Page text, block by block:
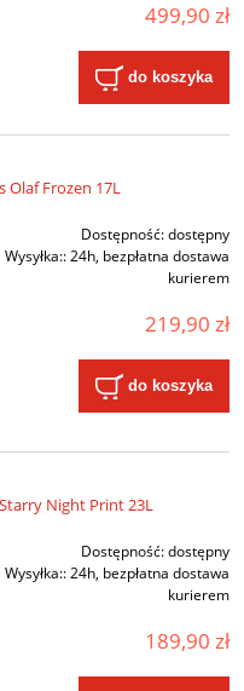
499,90 zł
do koszyka
Olaf Frozen 17L
Dostępność:dostępny
Wysyłka::24h, bezpłatna dostawa
kurierem
219,90 zł
do koszyka
Night Print 23L
Dostępność:dostępny
Wysyłka::24h, bezpłatna dostawa
kurierem
189,90 zł